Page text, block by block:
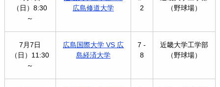
（日）8:30
～
広島修道大学
2
（野球場）
7月7日
（日）11:30
～
広島国際大学 VS 広
島経済大学
7 -
8
近畿大学工学部
（野球場）